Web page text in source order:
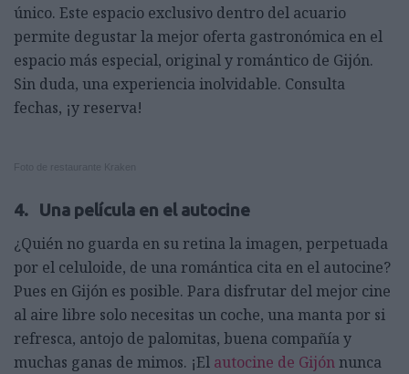
único. Este espacio exclusivo dentro del acuario
permite degustar la mejor oferta gastronómica en el
espacio más especial, original y romántico de Gijón.
Sin duda, una experiencia inolvidable. Consulta
fechas, ¡y reserva!
Foto de restaurante Kraken
4. Una película en el autocine
¿Quién no guarda en su retina la imagen, perpetuada
por el celuloide, de una romántica cita en el autocine?
Pues en Gijón es posible. Para disfrutar del mejor cine
al aire libre solo necesitas un coche, una manta por si
refresca, antojo de palomitas, buena compañía y
muchas ganas de mimos. ¡El autocine de Gijónnunca